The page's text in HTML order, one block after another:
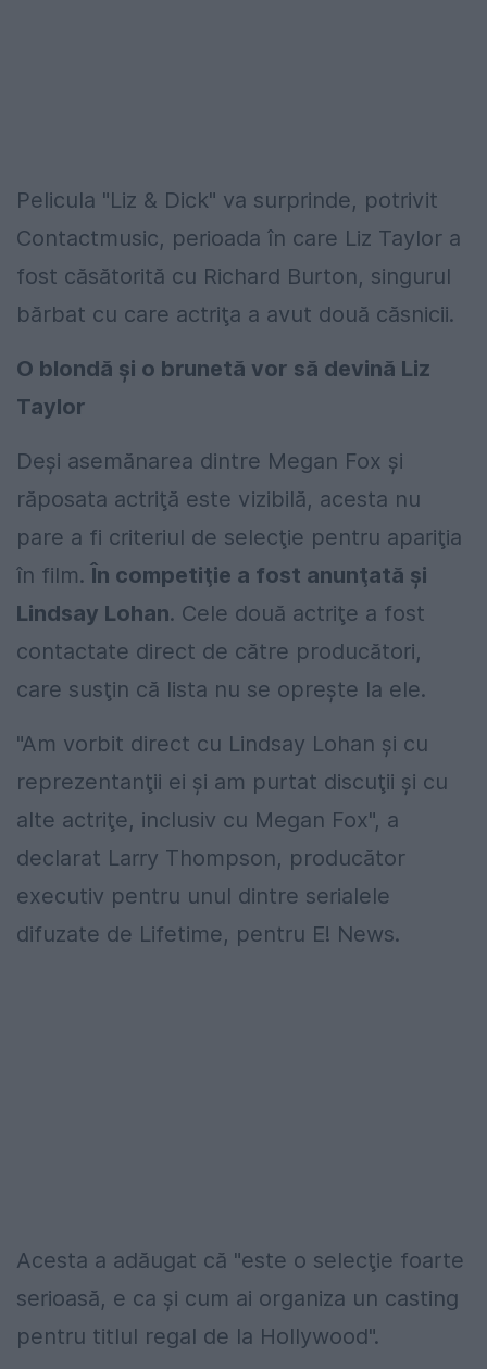
Pelicula "Liz & Dick" va surprinde, potrivit
Contactmusic, perioada în care Liz Taylor a
fost căsătorită cu Richard Burton, singurul
bărbat cu care actriţa a avut două căsnicii.
O blondă şi o brunetă vor să devină Liz
Taylor
Deşi asemănarea dintre Megan Fox şi
răposata actriţă este vizibilă, acesta nu
pare a fi criteriul de selecţie pentru apariţia
în film. În competiţie a fost anunţată şi
Lindsay Lohan. Cele două actriţe a fost
contactate direct de către producători,
care susţin că lista nu se opreşte la ele.
"Am vorbit direct cu Lindsay Lohan şi cu
reprezentanţii ei şi am purtat discuţii şi cu
alte actriţe, inclusiv cu Megan Fox", a
declarat Larry Thompson, producător
executiv pentru unul dintre serialele
difuzate de Lifetime, pentru E! News.
Acesta a adăugat că "este o selecţie foarte
serioasă, e ca şi cum ai organiza un casting
pentru titlul regal de la Hollywood".